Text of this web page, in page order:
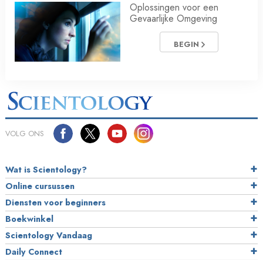
Oplossingen voor een
Gevaarlijke Omgeving
BEGIN
VOLG ONS
Wat is Scientology?
Online cursussen
Diensten voor beginners
Boekwinkel
Scientology Vandaag
Daily Connect